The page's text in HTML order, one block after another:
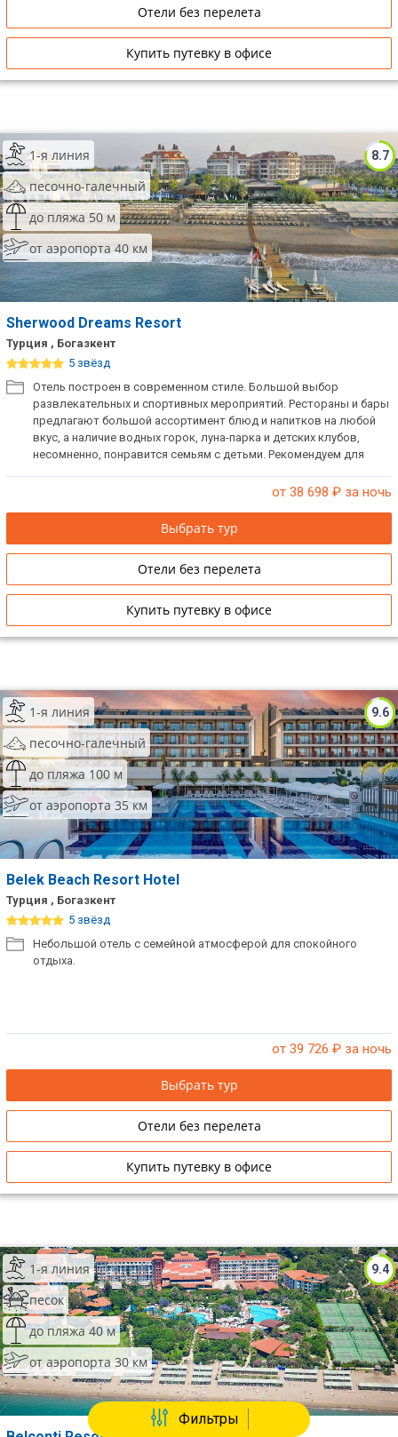
Отели без перелета
Купить путевку в офисе
8.7
1-я линия
песочно-галечный
до пляжа 50 м
от аэропорта 40 км
Sherwood Dreams Resort
Турция , Богазкент
5 звёзд
Отель построен в современном стиле. Большой выбор
развлекательных и спортивных мероприятий. Рестораны и бары
предлагают большой ассортимент блюд и напитков на любой
вкус, а наличие водных горок, луна-парка и детских клубов,
несомненно, понравится семьям с детьми. Рекомендуем для
от 38 698 ₽ за ночь
Выбрать тур
Отели без перелета
Купить путевку в офисе
9.6
1-я линия
песочно-галечный
до пляжа 100 м
от аэропорта 35 км
Belek Beach Resort Hotel
Турция , Богазкент
5 звёзд
Небольшой отель с семейной атмосферой для спокойного
отдыха.
от 39 726 ₽ за ночь
Выбрать тур
Отели без перелета
Купить путевку в офисе
9.4
1-я линия
песок
до пляжа 40 м
от аэропорта 30 км
Фильтры